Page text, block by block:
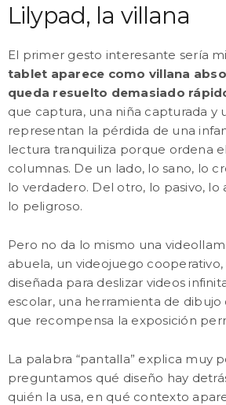
Lilypad, la villana
El primer gesto interesante sería
tablet aparece como villana
queda resuelto demasiado
que captura, una niña capturada y
representan la pérdida de una
lectura tranquiliza porque ordena
columnas. De un lado, lo sano, lo
lo verdadero. Del otro, lo pasivo, lo
lo peligroso.
Pero no da lo mismo una
abuela, un videojuego
diseñada para deslizar videos
escolar, una herramienta de dibujo
que recompensa la exposición
La palabra “pantalla” explica muy
preguntamos qué diseño hay
quién la usa, en qué contexto